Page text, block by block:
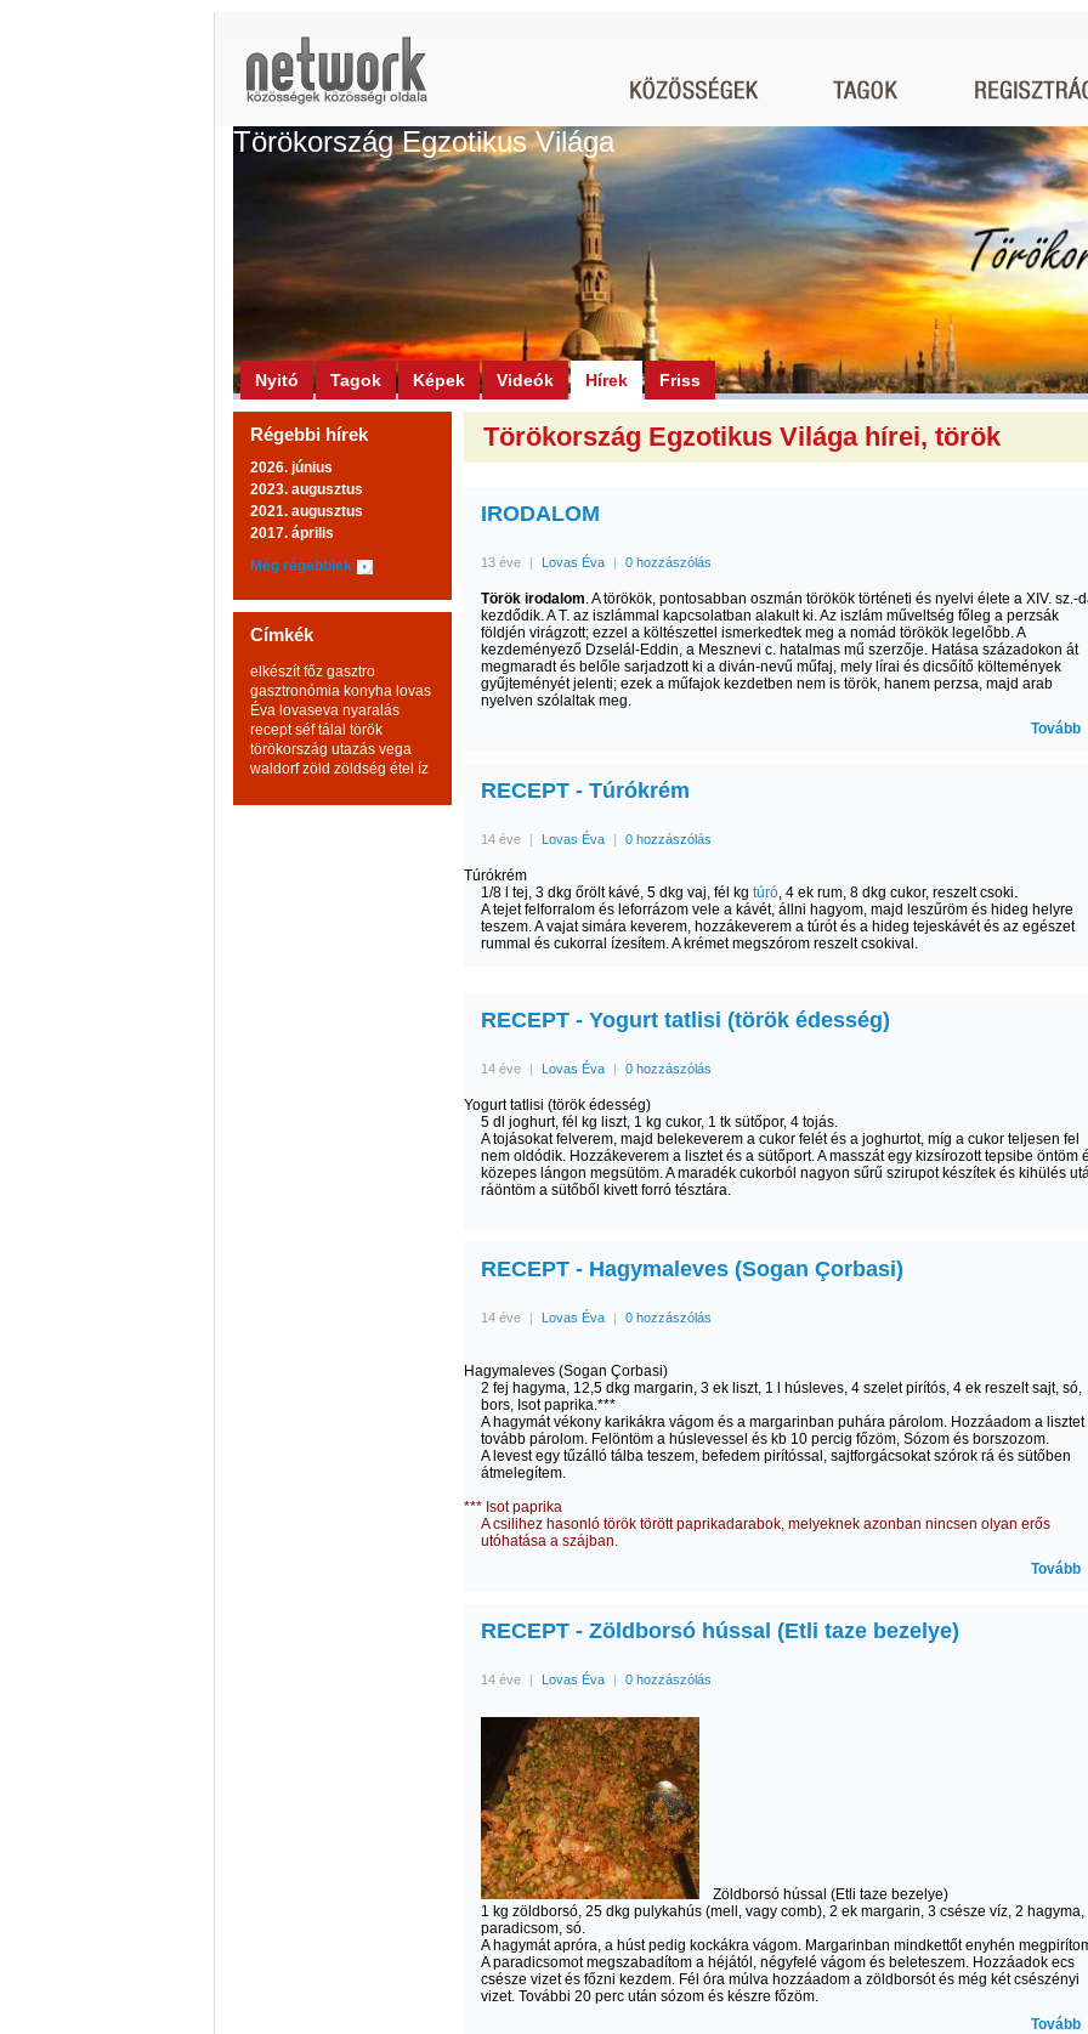
Törökország Egzotikus Világa
Nyitó Tagok Képek Videók Hírek Friss
Régebbi hírek
2026. június
2023. augusztus
2021. augusztus
2017. április
Még régebbiek
Címkék
elkészít főz gasztro
gasztronómia konyha lovas
Éva lovaseva nyaralás
recept séf tálal török
törökország utazás vega
waldorf zöld zöldség étel íz
Törökország Egzotikus Világa hírei, török
IRODALOM
13 éve | Lovas Éva | 0 hozzászólás
Török irodalom. A törökök, pontosabban oszmán törökök történeti és nyelvi élete a XIV. sz.-
kezdődik. A T. az iszlámmal kapcsolatban alakult ki. Az iszlám műveltség főleg a perzsák
földjén virágzott; ezzel a költészettel ismerkedtek meg a nomád törökök legelőbb. A
kezdeményező Dzselál-Eddin, a Mesznevi c. hatalmas mű szerzője. Hatása századokon át
megmaradt és belőle sarjadzott ki a diván-nevű műfaj, mely lírai és dicsőítő költemények
gyűjteményét jelenti; ezek a műfajok kezdetben nem is török, hanem perzsa, majd arab
nyelven szólaltak meg.
Tovább
RECEPT - Túrókrém
14 éve | Lovas Éva | 0 hozzászólás
Túrókrém
1/8 l tej, 3 dkg őrölt kávé, 5 dkg vaj, fél kg túró, 4 ek rum, 8 dkg cukor, reszelt csoki.
A tejet felforralom és leforrázom vele a kávét, állni hagyom, majd leszűröm és hideg helyre
teszem. A vajat simára keverem, hozzákeverem a túrót és a hideg tejeskávét és az egészet
rummal és cukorral ízesítem. A krémet megszórom reszelt csokival.
RECEPT - Yogurt tatlisi (török édesség)
14 éve | Lovas Éva | 0 hozzászólás
Yogurt tatlisi (török édesség)
5 dl joghurt, fél kg liszt, 1 kg cukor, 1 tk sütőpor, 4 tojás.
A tojásokat felverem, majd belekeverem a cukor felét és a joghurtot, míg a cukor teljesen fel
nem oldódik. Hozzákeverem a lisztet és a sütőport. A masszát egy kizsírozott tepsibe öntöm
közepes lángon megsütöm. A maradék cukorból nagyon sűrű szirupot készítek és kihülés
ráöntöm a sütőből kivett forró tésztára.
RECEPT - Hagymaleves (Sogan Çorbasi)
14 éve | Lovas Éva | 0 hozzászólás
Hagymaleves (Sogan Çorbasi)
2 fej hagyma, 12,5 dkg margarin, 3 ek liszt, 1 l húsleves, 4 szelet pirítós, 4 ek reszelt sajt, só,
bors, Isot paprika.***
A hagymát vékony karikákra vágom és a margarinban puhára párolom. Hozzáadom a lisztet
tovább párolom. Felöntöm a húslevessel és kb 10 percig főzöm, Sózom és borszozom.
A levest egy tűzálló tálba teszem, befedem pirítóssal, sajtforgácsokat szórok rá és sütőben
átmelegítem.
*** Isot paprika
A csilihez hasonló török törött paprikadarabok, melyeknek azonban nincsen olyan erős
utóhatása a szájban.
Tovább
RECEPT - Zöldborsó hússal (Etli taze bezelye)
14 éve | Lovas Éva | 0 hozzászólás
Zöldborsó hússal (Etli taze bezelye)
1 kg zöldborsó, 25 dkg pulykahús (mell, vagy comb), 2 ek margarin, 3 csésze víz, 2 hagyma,
paradicsom, só.
A hagymát apróra, a húst pedig kockákra vágom. Margarinban mindkettőt enyhén
A paradicsomot megszabadítom a héjától, négyfelé vágom és beleteszem. Hozzáadok ecs
csésze vizet és főzni kezdem. Fél óra múlva hozzáadom a zöldborsót és még két csészényi
vizet. További 20 perc után sózom és készre főzöm.
Tovább